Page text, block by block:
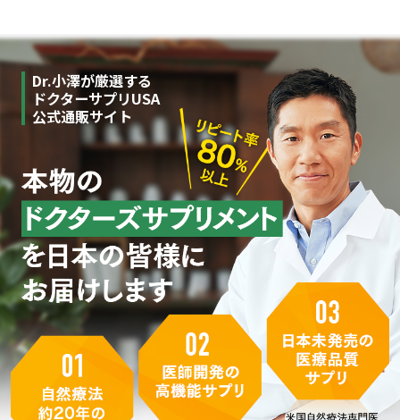
Dr.小澤が厳選する
ドクターサプリUSA
公式通販サイト